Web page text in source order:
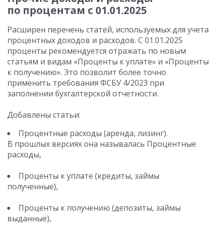
по процентам с 01.01.2025
Расширен перечень статей, используемых для учета
процентных доходов и расходов. С 01.01.2025
проценты рекомендуется отражать по новым
статьям и видам «Проценты к уплате» и «Проценты
к получению». Это позволит более точно
применить требования ФСБУ 4/2023 при
заполнении бухгалтерской отчетности.
Добавлены статьи:
Процентные расходы (аренда, лизинг).
В прошлых версиях она называлась Процентные
расходы,
Проценты к уплате (кредиты, займы
полученные),
Проценты к получению (депозиты, займы
выданные),